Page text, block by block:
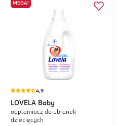
MEGA!
4,9
LOVELA Baby
odplamiacz do ubranek
dziecięcych